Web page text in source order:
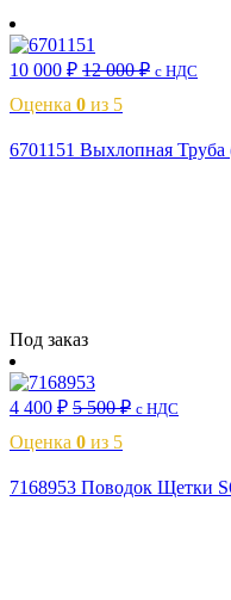
10 000 ₽ 12 000₽ с НДС
Оценка 0 из 5
6701151 Выхлопная Труба
Под заказ
4 400 ₽ 5 500₽ с НДС
Оценка 0 из 5
7168953 Поводок Щетки